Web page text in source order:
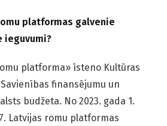
platformas galvenie
ieguvumi?
platforma» īsteno Kultūras
finansējumu un
budžeta. No 2023. gada 1.
Latvijas romu platformas